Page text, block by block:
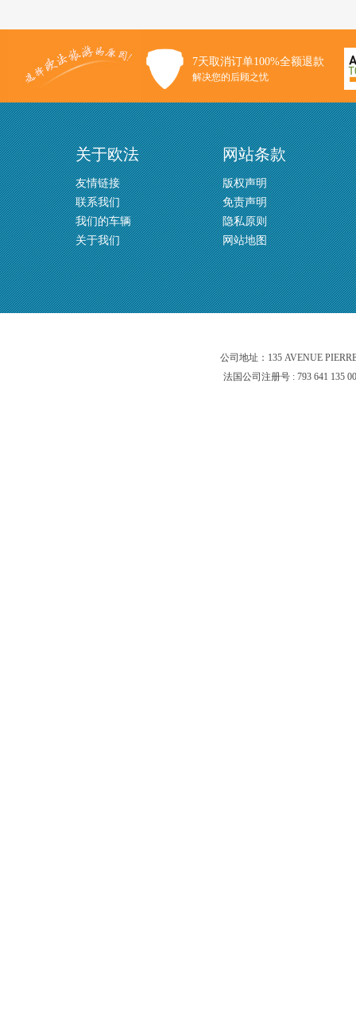
7天取消订单100%全额退款
解决您的后顾之忧
关于欧法
友情链接
联系我们
我们的车辆
关于我们
网站条款
版权声明
免责声明
隐私原则
网站地图
公司地址：135 AVENUE
法国公司注册号 : 793 641 135